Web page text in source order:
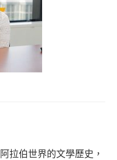
拉伯世界的文學歷史，